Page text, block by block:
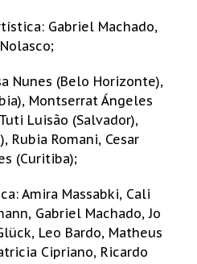
Gabriel Machado,
Nunes (Belo Horizonte),
Montserrat Ángeles
Luisão (Salvador),
Rubia Romani, Cesar
(Curitiba);
Amira Massabki, Cali
Gabriel Machado, Jo
Leo Bardo, Matheus
Cipriano, Ricardo